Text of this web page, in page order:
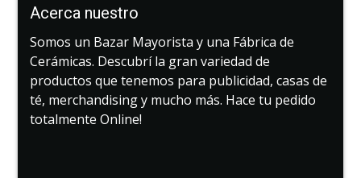
Acerca nuestro
Somos un Bazar Mayorista y una Fábrica de
Cerámicas. Descubrí la gran variedad de
productos que tenemos para publicidad, casas de
té, merchandising y mucho más. Hace tu pedido
totalmente Online!